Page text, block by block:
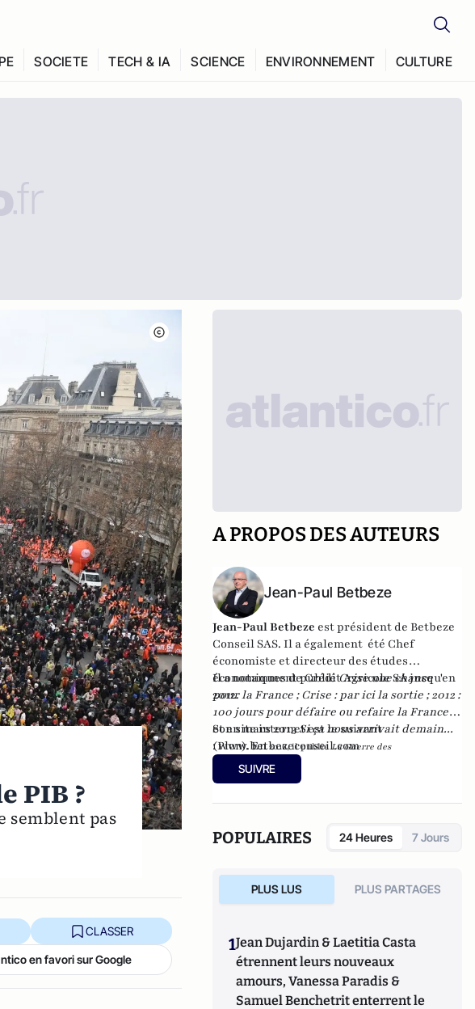
SOCIETE TECH & IA SCIENCE ENVIRONNEMENT CULTURE
PIB ?
semblent pas
CLASSER
en favori sur Google
A PROPOS DES AUTEURS
Jean-Paul Betbeze
Jean-Paul Betbeze est président de Betbeze
Conseil SAS. Il a également été Chef
économiste et directeur des études
économiques de Crédit Agricole SA jusqu'en
2012.
Il a notamment publiéCrise une chance
pour la France ;Crise : par ici la sortie ;2012 :
100 jours pour défaire ou refaire la France,
et en mars 2013Si ça nous arrivait demain...
(Plon). En2016, il publieLa Guerre des
Mondialisations
France, ce malade imaginaire" chez le même
Son site internet est le suivant
:www.betbezeconseil.com
SUIVRE
POPULAIRES 24 Heures 7 Jours
PLUS LUS PLUS PARTAGES
1Jean Dujardin & Laetitia Casta
étrennent leurs nouveaux
amours, Vanessa Paradis &
Samuel Benchetrit enterrent le